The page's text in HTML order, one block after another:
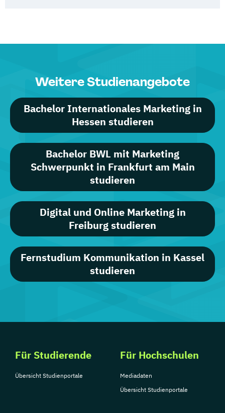
Weitere Studienangebote
Bachelor Internationales Marketing in
Hessen studieren
Bachelor BWL mit Marketing
Schwerpunkt in Frankfurt am Main
studieren
Digital und Online Marketing in
Freiburg studieren
Fernstudium Kommunikation in Kassel
studieren
Für Studierende
Übersicht Studienportale
Für Hochschulen
Mediadaten
Übersicht Studienportale